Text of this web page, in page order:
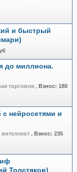
и быстрый
до миллиона.
торговля , Взнос: 180
с нейросетями и
, Взнос: 235
Толстяков)